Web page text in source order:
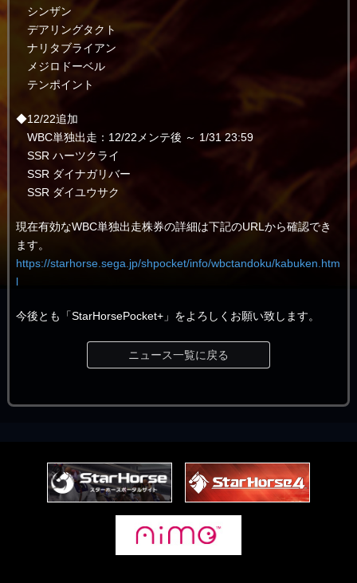
シンザン
デアリングタクト
ナリタブライアン
メジロドーベル
テンポイント
◆12/22追加
WBC単独出走：12/22メンテ後 ～ 1/31 23:59
SSR ハーツクライ
SSR ダイナガリバー
SSR ダイユウサク
現在有効なWBC単独出走株券の詳細は下記のURLから確認でき
ます。
https://starhorse.sega.jp/shpocket/info/wbctandoku/kabuken.htm
l
今後とも「StarHorsePocket+」をよろしくお願い致します。
ニュース一覧に戻る